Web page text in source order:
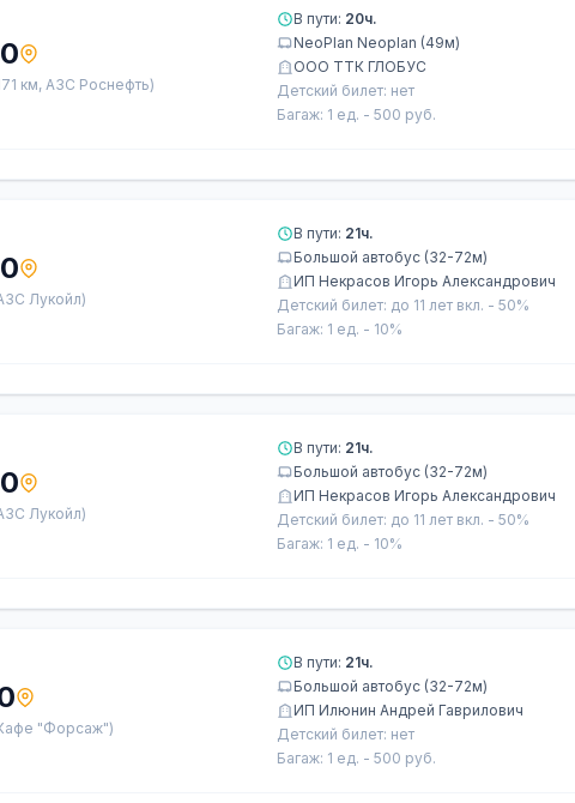
км, АЗС Роснефть)
В пути: 20ч.
NeoPlan Neoplan (49м)
ООО ТТК ГЛОБУС
Детский билет: нет
Багаж: 1 ед. - 500 руб.
Лукойл)
В пути: 21ч.
Большой автобус (32-72м)
ИП Некрасов Игорь Александрович
Детский билет: до 11 лет вкл. - 50%
Багаж: 1 ед. - 10%
Лукойл)
В пути: 21ч.
Большой автобус (32-72м)
ИП Некрасов Игорь Александрович
Детский билет: до 11 лет вкл. - 50%
Багаж: 1 ед. - 10%
"Форсаж")
В пути: 21ч.
Большой автобус (32-72м)
ИП Илюнин Андрей Гаврилович
Детский билет: нет
Багаж: 1 ед. - 500 руб.